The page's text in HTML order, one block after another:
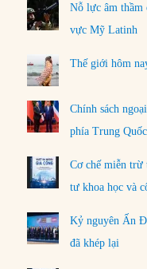
Nỗ lực âm thầm
vực Mỹ Latinh
Thế giới hôm
Chính sách
phía Trung Quốc
Cơ chế miễn trừ
tư khoa học và
Kỷ nguyên Ấn
đã khép lại